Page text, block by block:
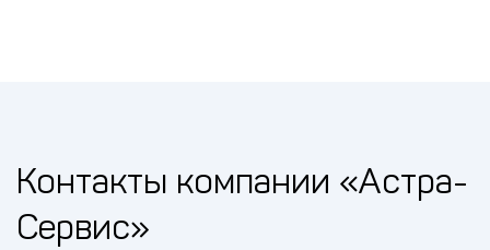
Контакты компании «Астра-
Сервис»